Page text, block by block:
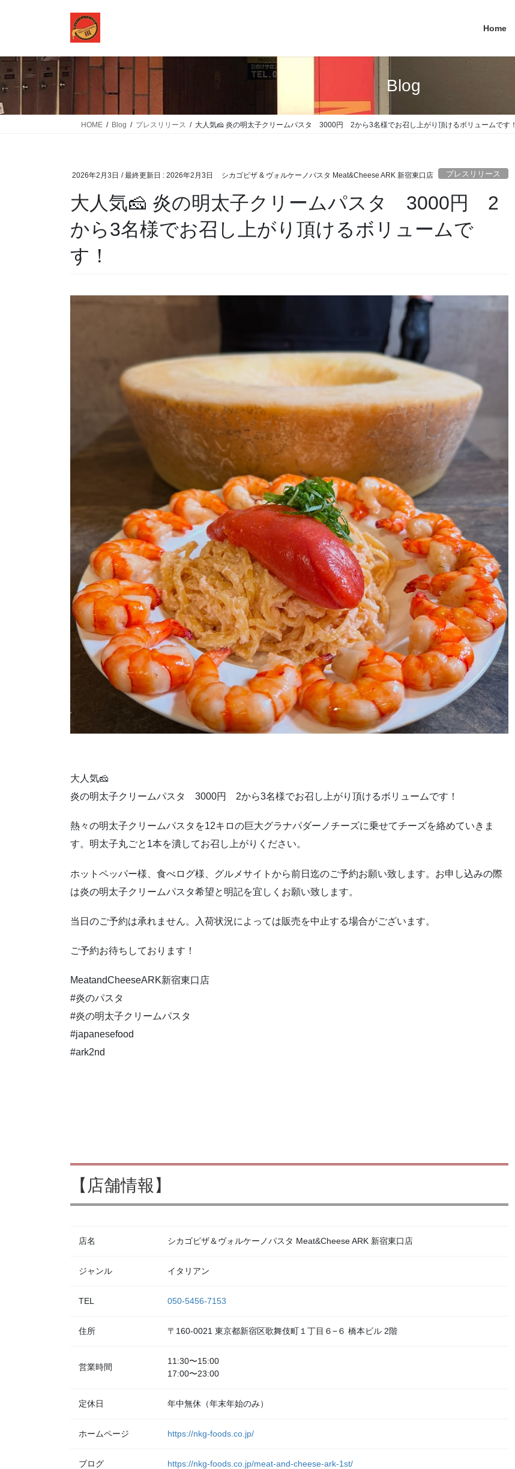
ツ
に
移
動
シ
ョ
ン
に
Home
Blog
HOME Blog プレスリリース 大人気🧀 炎の明太子クリームパスタ 3000円 2から3名様でお召し上がり頂けるボリュームです！
2026年2月3日 / 最終更新日 : 2026年2月3日 シカゴピザ & ヴォルケーノパスタ Meat&Cheese ARK 新宿東口店 プレスリリース
大人気🧀 炎の明太子クリームパスタ 3000円 2
から3名様でお召し上がり頂けるボリュームで
す！
大人気🧀
炎の明太子クリームパスタ 3000円 2から3名様でお召し上がり頂けるボリュームです！
熱々の明太子クリームパスタを12キロの巨大グラナパダーノチーズに乗せてチーズを絡めていきま
す。明太子丸ごと1本を潰してお召し上がりください。
ホットペッパー様、食べログ様、グルメサイトから前日迄のご予約お願い致します。お申し込みの際
は炎の明太子クリームパスタ希望と明記を宜しくお願い致します。
当日のご予約は承れません。入荷状況によっては販売を中止する場合がございます。
ご予約お待ちしております！
MeatandCheeseARK新宿東口店
#炎のパスタ
#炎の明太子クリームパスタ
#japanesefood
#ark2nd
【店舗情報】
店名 シカゴピザ＆ヴォルケーノパスタ Meat&Cheese ARK 新宿東口店
ジャンル イタリアン
TEL 050-5456-7153
住所 〒160-0021 東京都新宿区歌舞伎町１丁目６−６ 橋本ビル 2階
営業時間
11:30〜15:00
17:00〜23:00
定休日 年中無休（年末年始のみ）
ホームページ https://nkg-foods.co.jp/
ブログ https://nkg-foods.co.jp/meat-and-cheese-ark-1st/